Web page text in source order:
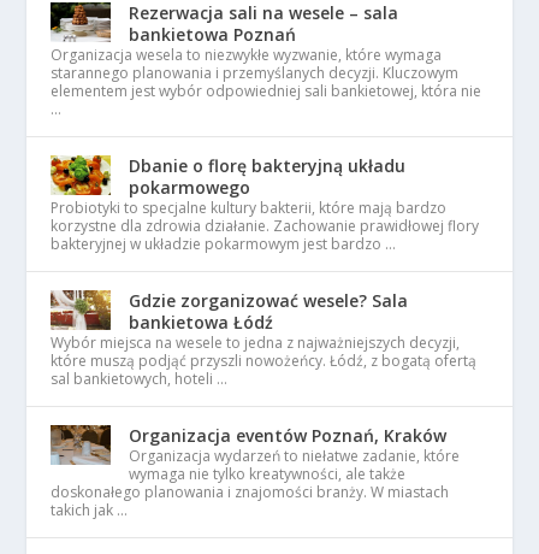
Rezerwacja sali na wesele – sala
bankietowa Poznań
Organizacja wesela to niezwykłe wyzwanie, które wymaga
starannego planowania i przemyślanych decyzji. Kluczowym
elementem jest wybór odpowiedniej sali bankietowej, która nie
…
Dbanie o florę bakteryjną układu
pokarmowego
Probiotyki to specjalne kultury bakterii, które mają bardzo
korzystne dla zdrowia działanie. Zachowanie prawidłowej flory
bakteryjnej w układzie pokarmowym jest bardzo …
Gdzie zorganizować wesele? Sala
bankietowa Łódź
Wybór miejsca na wesele to jedna z najważniejszych decyzji,
które muszą podjąć przyszli nowożeńcy. Łódź, z bogatą ofertą
sal bankietowych, hoteli …
Organizacja eventów Poznań, Kraków
Organizacja wydarzeń to niełatwe zadanie, które
wymaga nie tylko kreatywności, ale także
doskonałego planowania i znajomości branży. W miastach
takich jak …